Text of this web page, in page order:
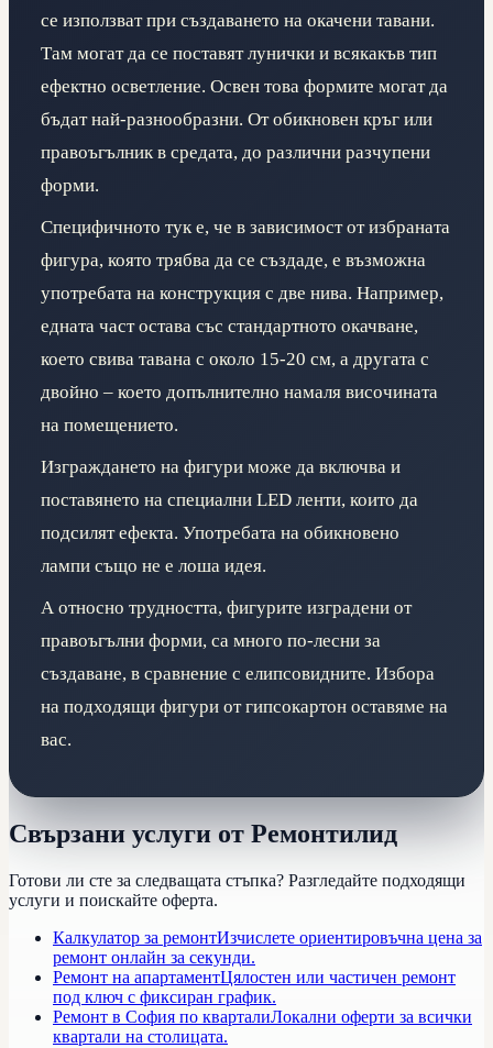
се използват при създаването на окачени тавани.
Там могат да се поставят лунички и всякакъв тип
ефектно осветление. Освен това формите могат да
бъдат най-разнообразни. От обикновен кръг или
правоъгълник в средата, до различни разчупени
форми.
Специфичното тук е, че в зависимост от избраната
фигура, която трябва да се създаде, е възможна
употребата на конструкция с две нива. Например,
едната част остава със стандартното окачване,
което свива тавана с около 15-20 см, а другата с
двойно – което допълнително намаля височината
на помещението.
Изграждането на фигури може да включва и
поставянето на специални LED ленти, които да
подсилят ефекта. Употребата на обикновено
лампи също не е лоша идея.
А относно трудността, фигурите изградени от
правоъгълни форми, са много по-лесни за
създаване, в сравнение с елипсовидните. Избора
на подходящи фигури от гипсокартон оставяме на
вас.
Свързани услуги от Ремонтилид
Готови ли сте за следващата стъпка? Разгледайте подходящи
услуги и поискайте оферта.
Калкулатор за ремонтИзчислете ориентировъчна цена за
ремонт онлайн за секунди.
Ремонт на апартаментЦялостен или частичен ремонт
под ключ с фиксиран график.
Ремонт в София по кварталиЛокални оферти за всички
квартали на столицата.